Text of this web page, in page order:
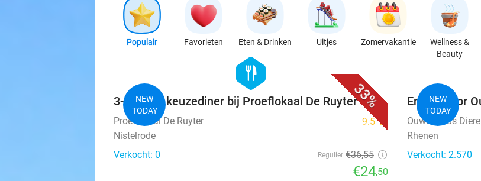
Populair Favorieten Eten & Drinken Uitjes Zomervakantie
Wellness &
Beauty
33%
NEW
TODAY
hexagon
food
3-gangen keuzediner bij Proeflokaal De Ruyter
Proeflokaal De Ruyter 9.5star
Nistelrode
Verkocht: 0
Regulier €36,55
€24,50
NEW
TODAY
Entree voor
Ouwehands
Rhenen
Verkocht: 2.570